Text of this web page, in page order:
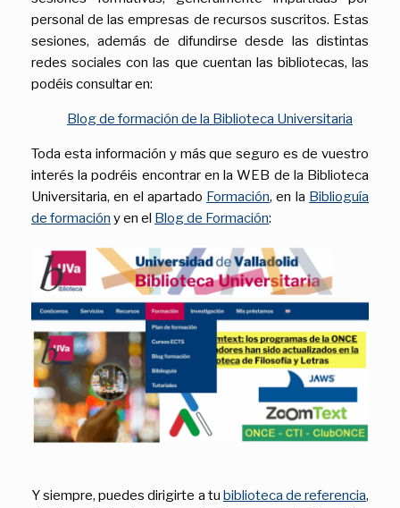
personal de las empresas de recursos suscritos. Estas
sesiones, además de difundirse desde las distintas
redes sociales con las que cuentan las bibliotecas, las
podéis consultar en:
Blog de formación de la Biblioteca Universitaria
Toda esta información y más que seguro es de vuestro
interés la podréis encontrar en la WEB de la Biblioteca
Universitaria, en el apartado Formación, en la Biblioguía
de formación y en el Blog de Formación:
Y siempre, puedes dirigirte a tu biblioteca de referencia,